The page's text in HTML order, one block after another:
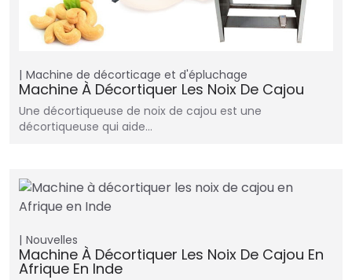
Machine de décorticage et d'épluchage
Machine À Décortiquer Les Noix De Cajou
Une décortiqueuse de noix de cajou est une
décortiqueuse qui aide…
Nouvelles
Machine À Décortiquer Les Noix De Cajou En
Afrique En Inde